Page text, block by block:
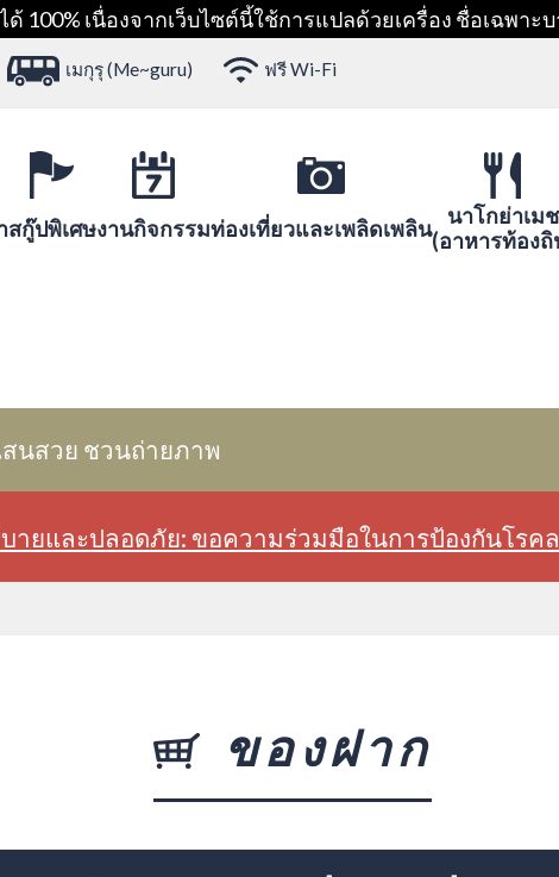
100% เนื่องจากเว็บไซต์นี้ใช้การแปลด้วยเครื่อง ชื่อเฉพา
เมกุรุ (Me~guru) ฟรี Wi-Fi
สกู๊ปพิเศษงานกิจกรรมท่องเที่ยวและเพลิดเพลิน
นาโกย่าเมช
(อาหารท้องถิ
นสวย ชวนถ่ายภาพ
ายและปลอดภัย: ขอความร่วมมือในการป้องกันโรค
ของฝาก